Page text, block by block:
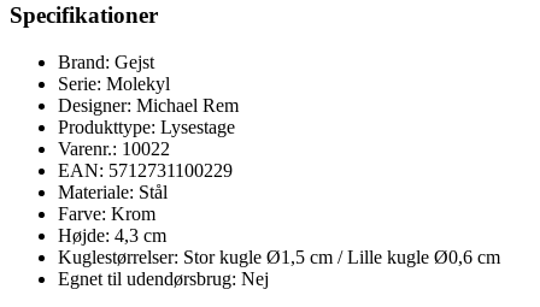
Specifikationer
Brand: Gejst
Serie: Molekyl
Designer: Michael Rem
Produkttype: Lysestage
Varenr.: 10022
EAN: 5712731100229
Materiale: Stål
Farve: Krom
Højde: 4,3 cm
Kuglestørrelser: Stor kugle Ø1,5 cm / Lille kugle Ø0,6 cm
Egnet til udendørsbrug: Nej